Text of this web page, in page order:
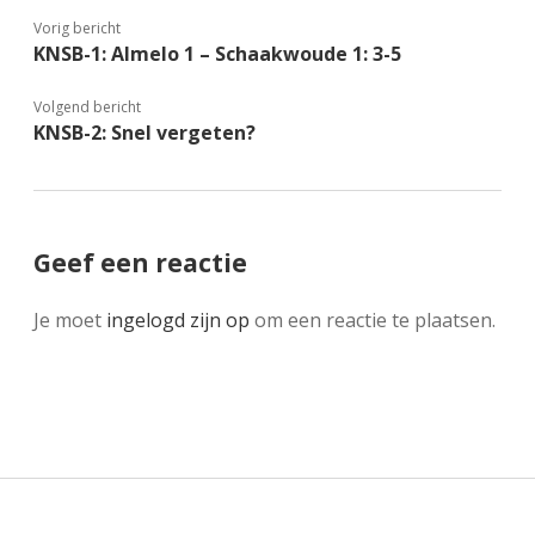
Vorig bericht
KNSB-1: Almelo 1 – Schaakwoude 1: 3-5
Volgend bericht
KNSB-2: Snel vergeten?
Geef een reactie
Je moet ingelogd zijn op om een reactie te plaatsen.